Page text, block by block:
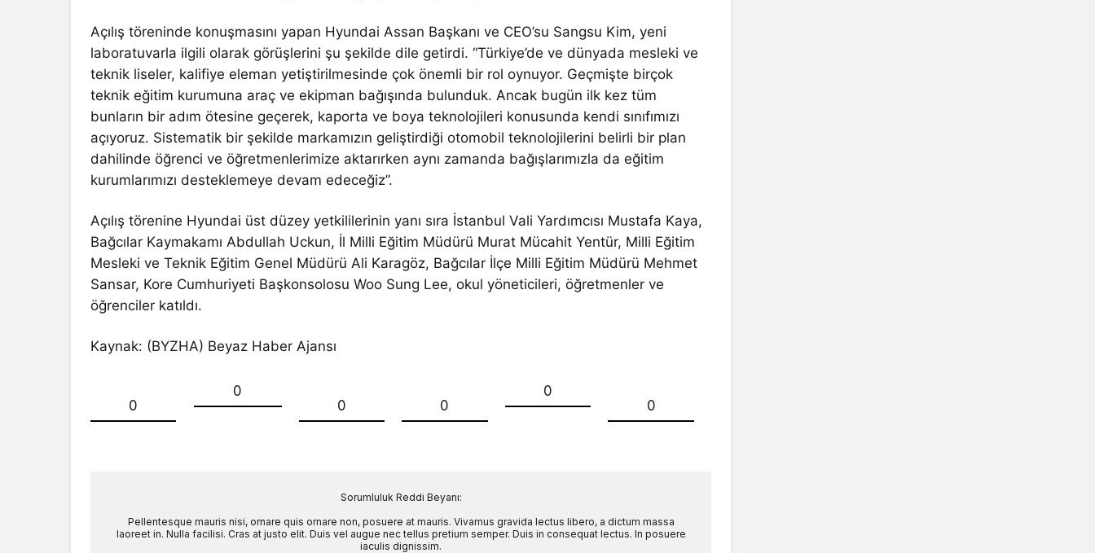
Açılış töreninde konuşmasını yapan Hyundai Assan Başkanı ve CEO’su Sangsu Kim, yeni
laboratuvarla ilgili olarak görüşlerini şu şekilde dile getirdi. “Türkiye’de ve dünyada mesleki ve
teknik liseler, kalifiye eleman yetiştirilmesinde çok önemli bir rol oynuyor. Geçmişte birçok
teknik eğitim kurumuna araç ve ekipman bağışında bulunduk. Ancak bugün ilk kez tüm
bunların bir adım ötesine geçerek, kaporta ve boya teknolojileri konusunda kendi sınıfımızı
açıyoruz. Sistematik bir şekilde markamızın geliştirdiği otomobil teknolojilerini belirli bir plan
dahilinde öğrenci ve öğretmenlerimize aktarırken aynı zamanda bağışlarımızla da eğitim
kurumlarımızı desteklemeye devam edeceğiz”.
Açılış törenine Hyundai üst düzey yetkililerinin yanı sıra İstanbul Vali Yardımcısı Mustafa Kaya,
Bağcılar Kaymakamı Abdullah Uckun, İl Milli Eğitim Müdürü Murat Mücahit Yentür, Milli Eğitim
Mesleki ve Teknik Eğitim Genel Müdürü Ali Karagöz, Bağcılar İlçe Milli Eğitim Müdürü Mehmet
Sansar, Kore Cumhuriyeti Başkonsolosu Woo Sung Lee, okul yöneticileri, öğretmenler ve
öğrenciler katıldı.
Kaynak: (BYZHA) Beyaz Haber Ajansı
0
0
0
0
0
0
Sorumluluk Reddi Beyanı:
Pellentesque mauris nisi, ornare quis ornare non, posuere at mauris. Vivamus gravida lectus libero, a dictum massa
laoreet in. Nulla facilisi. Cras at justo elit. Duis vel augue nec tellus pretium semper. Duis in consequat lectus. In posuere
iaculis dignissim.